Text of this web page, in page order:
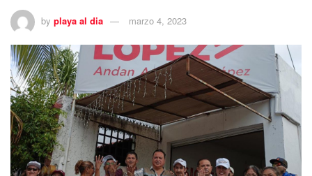
by playa al dia marzo 4, 2023